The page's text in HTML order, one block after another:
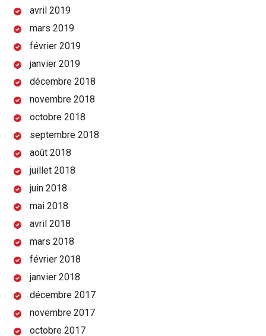
avril 2019
mars 2019
février 2019
janvier 2019
décembre 2018
novembre 2018
octobre 2018
septembre 2018
août 2018
juillet 2018
juin 2018
mai 2018
avril 2018
mars 2018
février 2018
janvier 2018
décembre 2017
novembre 2017
octobre 2017